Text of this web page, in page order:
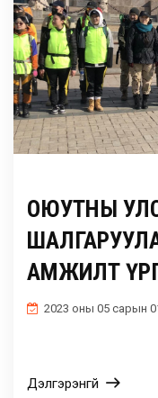
ОЮУТНЫ
АМЖИЛТ
2023 оны 05 сарын
Дэлгэрэнгүй